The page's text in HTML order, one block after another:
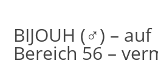
BIJOUH (♂) – auf
Bereich 56 –